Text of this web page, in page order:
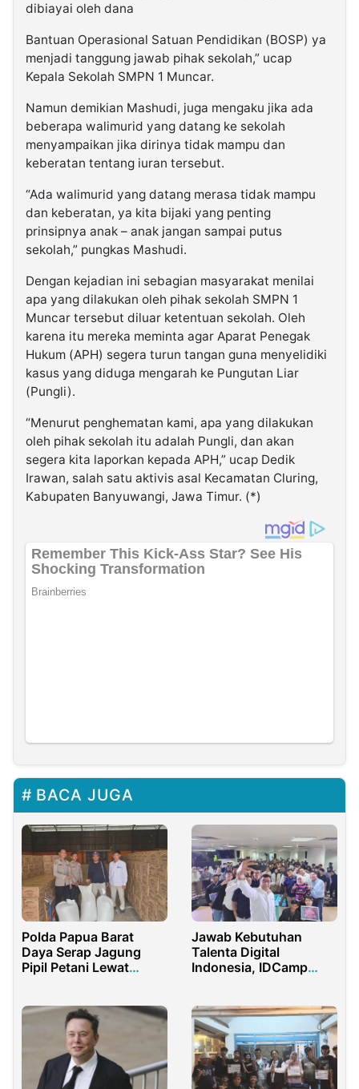
dibiayai oleh dana
Bantuan Operasional Satuan Pendidikan (BOSP) ya
menjadi tanggung jawab pihak sekolah,” ucap
Kepala Sekolah SMPN 1 Muncar.
Namun demikian Mashudi, juga mengaku jika ada
beberapa walimurid yang datang ke sekolah
menyampaikan jika dirinya tidak mampu dan
keberatan tentang iuran tersebut.
“Ada walimurid yang datang merasa tidak mampu
dan keberatan, ya kita bijaki yang penting
prinsipnya anak – anak jangan sampai putus
sekolah,” pungkas Mashudi.
Dengan kejadian ini sebagian masyarakat menilai
apa yang dilakukan oleh pihak sekolah SMPN 1
Muncar tersebut diluar ketentuan sekolah. Oleh
karena itu mereka meminta agar Aparat Penegak
Hukum (APH) segera turun tangan guna menyelidiki
kasus yang diduga mengarah ke Pungutan Liar
(Pungli).
“Menurut penghematan kami, apa yang dilakukan
oleh pihak sekolah itu adalah Pungli, dan akan
segera kita laporkan kepada APH,” ucap Dedik
Irawan, salah satu aktivis asal Kecamatan Cluring,
Kabupaten Banyuwangi, Jawa Timur. (*)
BACA JUGA
Polda Papua Barat
Daya Serap Jagung
Pipil Petani Lewat
Jawab Kebutuhan
Talenta Digital
Indonesia, IDCamp
Baru